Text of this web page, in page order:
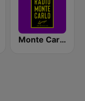
Monte Carlo Lounge